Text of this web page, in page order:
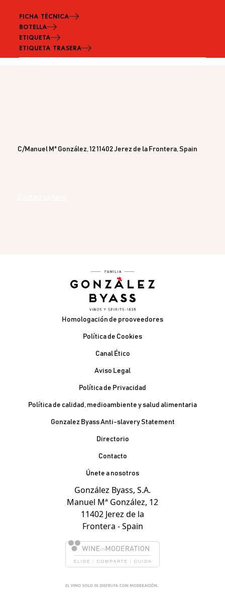
FICHA TÉCNICA
BOTELLA
ETIQUETA
ETIQUETA TRASERA
C/Manuel Mª González, 12 11402 Jerez de la Frontera, Spain
Pie de páginaHomologación de prooveedores
Política de Cookies
Canal Ético
Aviso Legal
Política de Privacidad
Política de calidad, medioambiente y salud alimentaria
Gonzalez Byass Anti-slavery Statement
Contacto Pie de página
Directorio
Contacto
Únete a nosotros
González Byass, S.A.
Manuel Mª González, 12
11402 Jerez de la
Frontera - Spain